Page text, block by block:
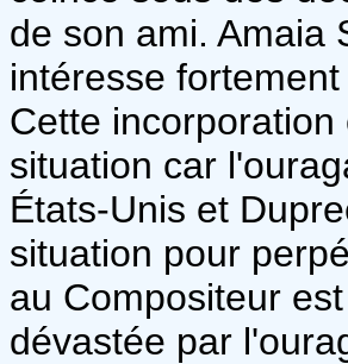
de son ami. Amaia
intéresse
Cette
situation car
États-Unis et
situation pour
au Compositeur
dévastée par